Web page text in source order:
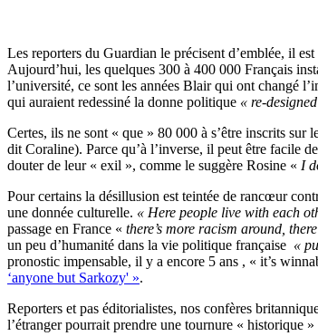
Les reporters du Guardian le précisent d’emblée, il
Aujourd’hui, les quelques 300 à 400 000 Français
l’université, ce sont les années Blair qui ont changé
qui auraient redessiné la donne politique « re-
Certes, ils ne sont « que » 80 000 à s’être inscrits
dit Coraline). Parce qu’à l’inverse, il peut être facile
douter de leur « exil », comme le suggère Rosine « I
Pour certains la désillusion est teintée de rancœur
une donnée culturelle. « Here people live with each
passage en France « there’s more racism around,
un peu d’humanité dans la vie politique française «
pronostic impensable, il y a encore 5 ans , « it’s
‘anyone but Sarkozy' ».
Reporters et pas éditorialistes, nos confères
l’étranger pourrait prendre une tournure « historique »